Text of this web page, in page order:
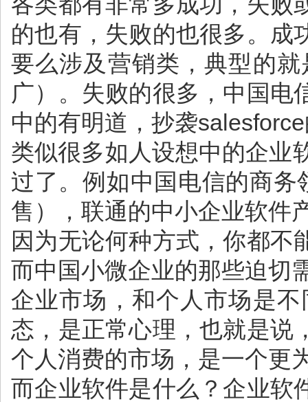
的也有，失败的也很多。成
要么涉及营销类，典型的
广）。失败的很多，中国电
中的有明道，抄袭
类似很多如人设想中的企业
过了。例如中国电信的商
售），联通的中小企业软件
因为无论何种方式，你都不
而中国小微企业的那些迫切
企业市场，和个人市场是
态，是正常心理，也就是说
个人消费的市场，是一个更
而企业软件是什么？企业软